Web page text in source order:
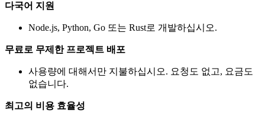
다국어 지원
Node.js, Python, Go 또는 Rust로 개발하십시오.
무료로 무제한 프로젝트 배포
사용량에 대해서만 지불하십시오. 요청도 없고, 요금도
없습니다.
최고의 비용 효율성